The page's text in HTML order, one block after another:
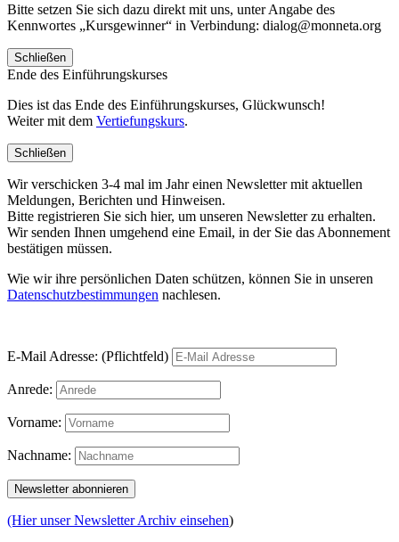
Bitte setzen Sie sich dazu direkt mit uns, unter Angabe des
Kennwortes „Kursgewinner“ in Verbindung: dialog@monneta.org
Schließen
Ende des Einführungskurses
Dies ist das Ende des Einführungskurses, Glückwunsch!
Weiter mit dem Vertiefungskurs.
Schließen
Wir verschicken 3-4 mal im Jahr einen Newsletter mit aktuellen
Meldungen, Berichten und Hinweisen.
Bitte registrieren Sie sich hier, um unseren Newsletter zu erhalten.
Wir senden Ihnen umgehend eine Email, in der Sie das Abonnement
bestätigen müssen.
Wie wir ihre persönlichen Daten schützen, können Sie in unseren
Datenschutzbestimmungen nachlesen.
E-Mail Adresse: (Pflichtfeld)
Anrede:
Vorname:
Nachname:
(Hier unser Newsletter Archiv einsehen)